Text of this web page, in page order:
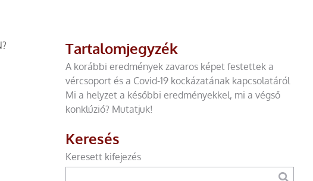
Tartalomjegyzék
A korábbi eredmények zavaros képet festettek a
vércsoport és a Covid-19 kockázatának kapcsolatáról
Mi a helyzet a későbbi eredményekkel, mi a végső
konklúzió? Mutatjuk!
Keresés
Keresett kifejezés